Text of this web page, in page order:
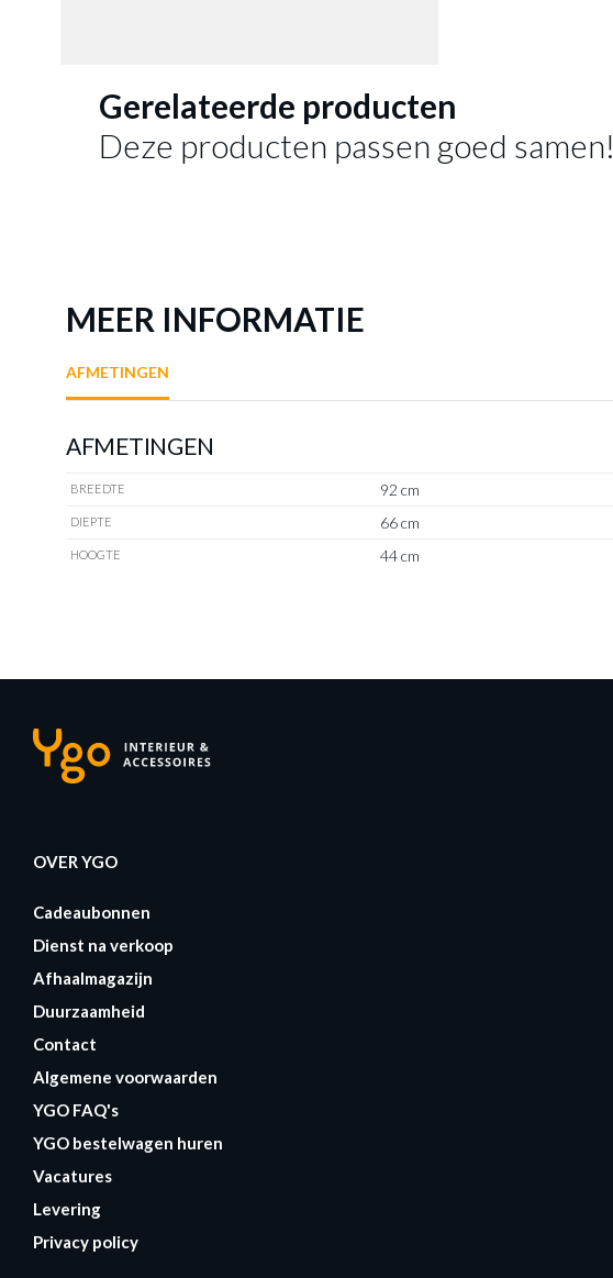
Gerelateerde producten
Deze producten passen goed samen!
MEER INFORMATIE
AFMETINGEN
AFMETINGEN
BREEDTE 92 cm
DIEPTE 66 cm
HOOGTE 44 cm
OVER YGO
Cadeaubonnen
Dienst na verkoop
Afhaalmagazijn
Duurzaamheid
Contact
Algemene voorwaarden
YGO FAQ's
YGO bestelwagen huren
Vacatures
Levering
Privacy policy